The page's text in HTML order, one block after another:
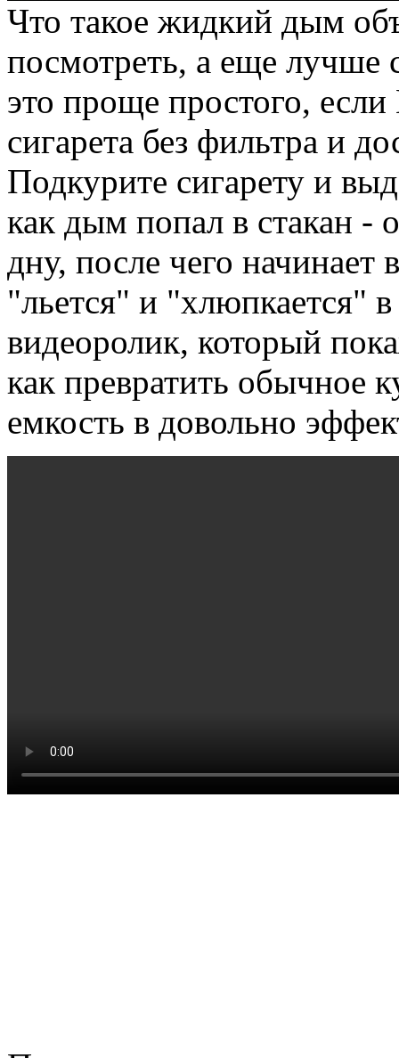
Что такое жидкий дым
посмотреть, а еще лучше
это проще простого,
сигарета без фильтра и
Подкурите сигарету и
как дым попал в стакан -
дну, после чего начинает
"льется" и "хлюпкается"
видеоролик, который
как превратить обычное
емкость в довольно